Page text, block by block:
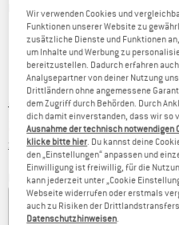
Detailansichten
Ursprünglicher Preis :
64,95€
Preis:
29,23€ inkl. MwSt.
zzgl. VersandkostenInformationen
Farbe:Satin Acid Yellow
Wir verwenden Cookies und
Funktionen unserer Website zu
zusätzliche Dienste und Funktionen
um Inhalte und Werbung zu
bereitzustellen. Dadurch erfahren
Analysepartner von deiner Nutzung
Drittländern ohne angemessene
dem Zugriff durch Behörden. Durch
dich damit einverstanden, dass wir so
Ausnahme der technisch
klicke bitte hier. Du kannst deine
den „Einstellungen“ anpassen und
Einwilligung ist freiwillig, für die
kann jederzeit unter „Cookie
Webseite widerrufen oder erstmals
auch zu Risiken der
Datenschutzhinweisen.